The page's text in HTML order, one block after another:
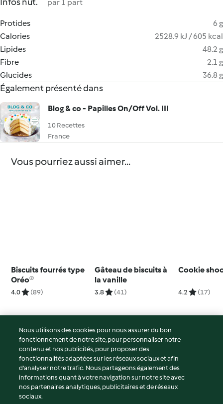
par 1 part
Protides
6 g
Calories
2528.9 kJ / 605 kcal
Lipides
48.2 g
Fibre
2.1 g
Glucides
36.8 g
Également présenté dans
Blog & co - Papilles On/Off Vol. III
10 Recettes
France
Vous pourriez aussi aimer...
Biscuits fourrés type
Oréo®
4.0 (89)
Gâteau de biscuits à
la vanille
3.8 (41)
Cookie
4.2 (17)
© Copyright 2026
Conditions d'utilisation
Politique de confidentialité
Non-responsabilité
Mentions légales
Nous utilisons des cookies pour nous assurer du bon
fonctionnement de notre site, pour personnaliser notre
contenu et nos publicités, pour proposer des
fonctionnalités adaptées sur les réseaux sociaux et afin
d’analyser notre trafic. Nous partageons également des
informations quant à votre navigation sur notre site avec
nos partenaires analytiques, publicitaires et de réseaux
sociaux.